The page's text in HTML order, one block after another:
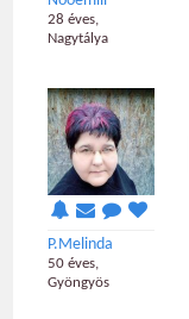
28 éves,
Nagytálya
P.Melinda
50 éves,
Gyöngyös